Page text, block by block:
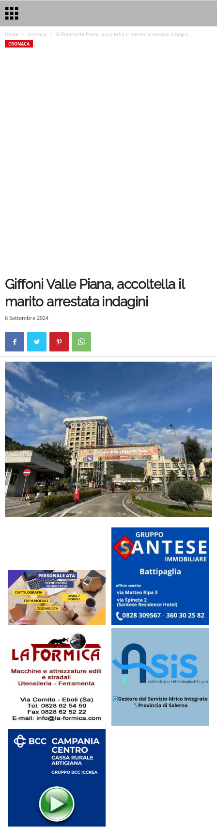
Home Cronaca Giffoni Valle Piana, accoltella il marito arrestata indagini
CRONACA
Giffoni Valle Piana, accoltella il
marito arrestata indagini
6 Settembre 2024